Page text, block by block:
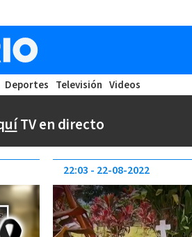
Deportes Televisión Videos
TV en directo
22:03 22-08-2022